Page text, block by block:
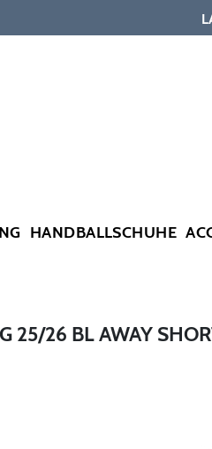
HANDBALLSCHUHE
25/26 BL AWAY